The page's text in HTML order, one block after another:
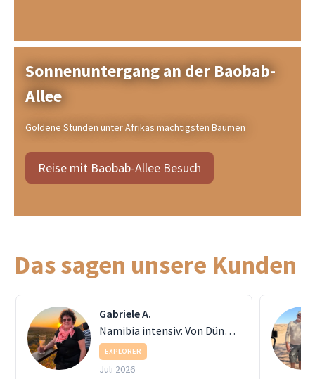
Sonnenuntergang an der Baobab-
Allee
Goldene Stunden unter Afrikas mächtigsten Bäumen
Reise mit Baobab-Allee Besuch
Das sagen unsere Kunden
Gabriele A.
Namibia intensiv: Von Dünen bis Etosha
EXPLORER
Juli 2026